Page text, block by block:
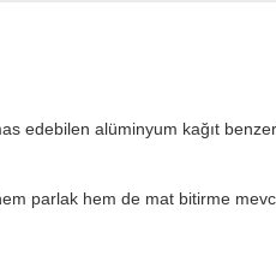
edebilen alüminyum kağıt
parlak hem de mat bitirme